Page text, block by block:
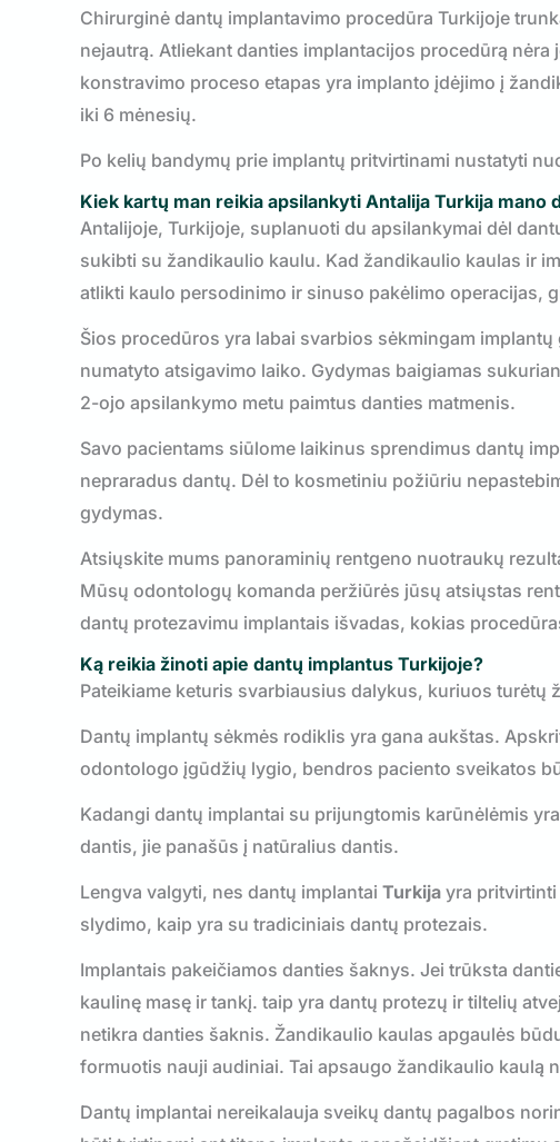
Chirurginė dantų implantavimo procedūra Turkijoje
nejautrą. Atliekant danties implantacijos procedūrą
konstravimo proceso etapas yra implanto įdėjimo į
iki 6 mėnesių.
Po kelių bandymų prie implantų pritvirtinami nustatyti
Kiek kartų man reikia apsilankyti Antalija Turkija mano
Antalijoje, Turkijoje, suplanuoti du apsilankymai dėl
sukibti su žandikaulio kaulu. Kad žandikaulio kaulas ir
atlikti kaulo persodinimo ir sinuso pakėlimo operacijas,
Šios procedūros yra labai svarbios sėkmingam
numatyto atsigavimo laiko. Gydymas baigiamas
2-ojo apsilankymo metu paimtus danties matmenis.
Savo pacientams siūlome laikinus sprendimus dantų
nepraradus dantų. Dėl to kosmetiniu požiūriu
gydymas.
Atsiųskite mums panoraminių rentgeno nuotraukų
Mūsų odontologų komanda peržiūrės jūsų atsiųstas
dantų protezavimu implantais išvadas, kokias
Ką reikia žinoti apie dantų implantus Turkijoje?
Pateikiame keturis svarbiausius dalykus, kuriuos turėtų
Dantų implantų sėkmės rodiklis yra gana aukštas.
odontologo įgūdžių lygio, bendros paciento sveikatos
Kadangi dantų implantai su prijungtomis karūnėlėmis
dantis, jie panašūs į natūralius dantis.
Lengva valgyti, nes dantų implantai Turkija yra pritvirtinti
slydimo, kaip yra su tradiciniais dantų protezais.
Implantais pakeičiamos danties šaknys. Jei trūksta
kaulinę masę ir tankį. taip yra dantų protezų ir tiltelių
netikra danties šaknis. Žandikaulio kaulas apgaulės
formuotis nauji audiniai. Tai apsaugo žandikaulio kaulą
Dantų implantai nereikalauja sveikų dantų pagalbos